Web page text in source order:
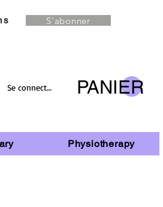
S'abonner
Se connecter PANIER
Physiotherapy